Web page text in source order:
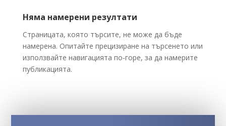
Няма намерени резултати
Страницата, която търсите, не може да бъде
намерена. Опитайте прецизиране на търсенето или
използвайте навигацията по-горе, за да намерите
публикацията.